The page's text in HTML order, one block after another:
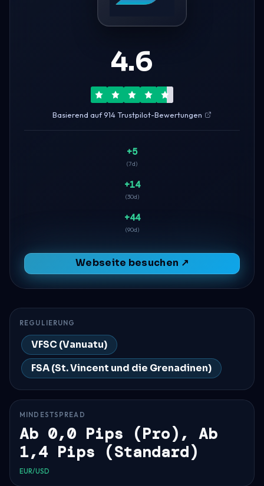
4.6
Basierend auf 914 Trustpilot-Bewertungen
+5
(7d)
+14
(30d)
+44
(90d)
Webseite besuchen ↗
REGULIERUNG
VFSC (Vanuatu)
FSA (St. Vincent und die Grenadinen)
MINDESTSPREAD
Ab 0,0 Pips (Pro), Ab
1,4 Pips (Standard)
EUR/USD